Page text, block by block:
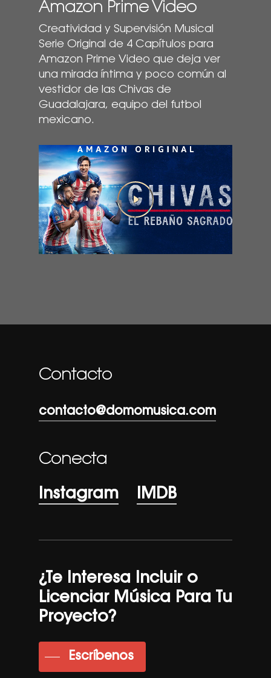
Amazon Prime Video
Creatividad y Supervisión Musical
Serie Original de 4 Capítulos para
Amazon Prime Video que deja ver
una mirada íntima y poco común al
vestidor de las Chivas de
Guadalajara, equipo del futbol
mexicano.
Play Video
Contacto
contacto@domomusica.com
Conecta
Instagram IMDB
¿Te Interesa Incluir o
Licenciar Música Para Tu
Proyecto?
Escríbenos